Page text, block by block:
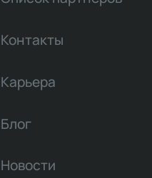
Контакты
Карьера
Блог
Новости